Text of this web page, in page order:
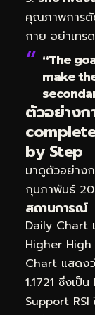
คุณภาพการตั
กาย อย่าเทร
“The
make
ตัวอย่าง
by Step
มาดูตัวอย่าง
กุมภาพันธ์
สถานการณ์
Daily Chart
Higher
Chart แสดง
1.1721 ซึ่งเป็
Support